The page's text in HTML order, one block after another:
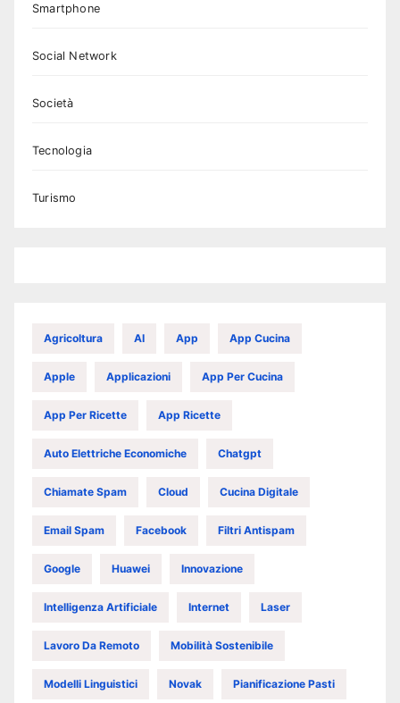
Smartphone
Social Network
Società
Tecnologia
Turismo
Agricoltura AI App App Cucina
Apple Applicazioni App Per Cucina
App Per Ricette App Ricette
Auto Elettriche Economiche Chatgpt
Chiamate Spam Cloud Cucina Digitale
Email Spam Facebook Filtri Antispam
Google Huawei Innovazione
Intelligenza Artificiale Internet Laser
Lavoro Da Remoto Mobilità Sostenibile
Modelli Linguistici Novak Pianificazione Pasti